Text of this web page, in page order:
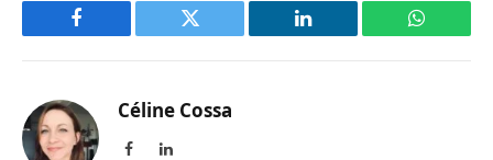
Facebook Twitter LinkedIn
Céline Cossa
FacebookLinkedIn